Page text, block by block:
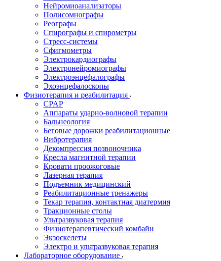
Нейромиоанализаторы
Полисомнографы
Реографы
Спирографы и спирометры
Стресс-системы
Сфигмометры
Электрокардиографы
Электронейромиографы
Электроэнцефалографы
Эхоэнцефалоскопы
Физиотерапия и реабилитация
CPAP
Аппараты ударно-волновой терапии
Бальнеология
Беговые дорожки реабилитационные
Вибротерапия
Декомпрессия позвоночника
Кресла магнитной терапии
Кровати проожоговые
Лазерная терапия
Подъемник медицинский
Реабилитационные тренажеры
Текар терапия, контактная диатермия
Тракционные столы
Ультразвуковая терапия
Физиотерапевтический комбайн
Экзоскелеты
Электро и ультразвуковая терапия
Лабораторное оборудование